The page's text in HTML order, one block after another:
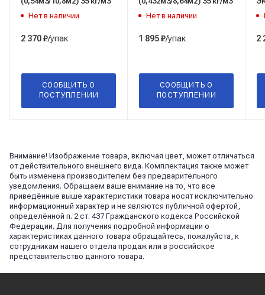
Нет в наличии
2 370₽/упак
СООБЩИТЬ О
ПОСТУПЛЕНИИ
Нет в наличии
1 895₽/упак
СООБЩИТЬ О
ПОСТУПЛЕНИИ
2
Внимание! Изображение товара, включая цвет, может отличаться
от действительного внешнего вида. Комплектация также может
быть изменена производителем без предварительного
уведомления. Обращаем ваше внимание на то, что все
приведённые выше характеристики товара носят исключительно
информационный характер и не являются публичной офертой,
определённой п. 2 ст. 437 Гражданского кодекса Российской
Федерации. Для получения подробной информации о
характеристиках данного товара обращайтесь, пожалуйста, к
сотрудникам нашего отдела продаж или в российское
представительство данного товара.